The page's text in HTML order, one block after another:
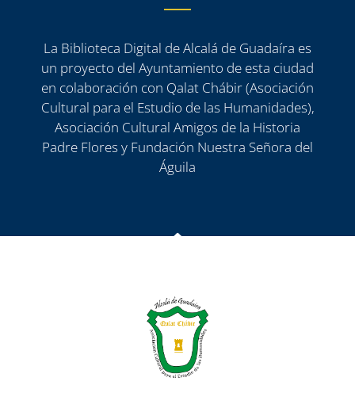
La Biblioteca Digital de Alcalá de Guadaíra es
un proyecto del Ayuntamiento de esta ciudad
en colaboración con Qalat Chábir (Asociación
Cultural para el Estudio de las Humanidades),
Asociación Cultural Amigos de la Historia
Padre Flores y Fundación Nuestra Señora del
Águila